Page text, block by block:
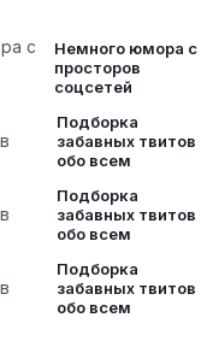
Немного юмора с
просторов
соцсетей
Подборка
забавных твитов
обо всем
Подборка
забавных твитов
обо всем
Подборка
забавных твитов
обо всем